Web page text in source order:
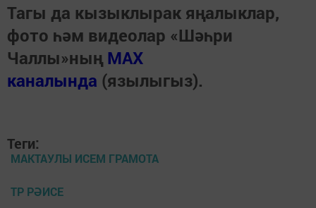
Тагы да кызыклырак яңалыклар,
фото һәм видеолар «Шәһри
Чаллы»ның MAX
каналында (язылыгыз).
Теги:
МАКТАУЛЫ ИСЕМ ГРАМОТА
ТР РӘИСЕ